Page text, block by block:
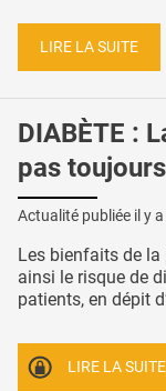
LIRE LA SUITE
DIABÈTE :
pas
Actualité publiée il y a
Les bienfaits de la
ainsi le risque de
patients, en dépit
LIRE LA SUITE